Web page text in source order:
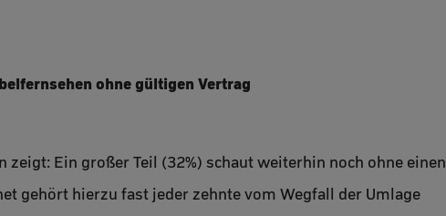
ohne gültigen Vertrag
Ein großer Teil (32%) schaut weiterhin noch ohne einen
gehört hierzu fast jeder zehnte vom Wegfall der Umlage